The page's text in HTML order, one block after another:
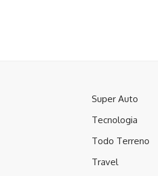
Super Auto
Tecnologia
Todo Terreno
Travel